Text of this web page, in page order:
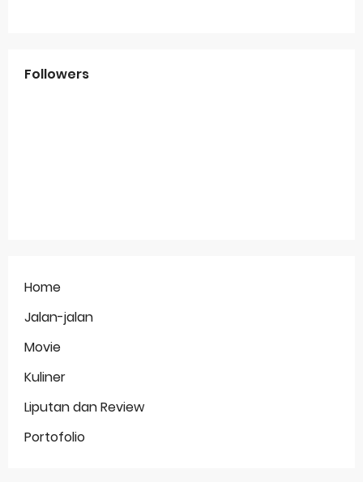
Followers
Home
Jalan-jalan
Movie
Kuliner
Liputan dan Review
Portofolio